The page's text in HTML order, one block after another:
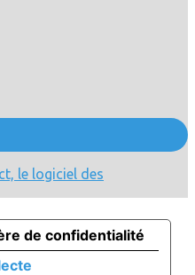
le logiciel des
de confidentialité